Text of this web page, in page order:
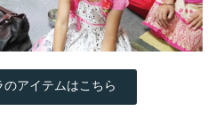
アイテムはこちら